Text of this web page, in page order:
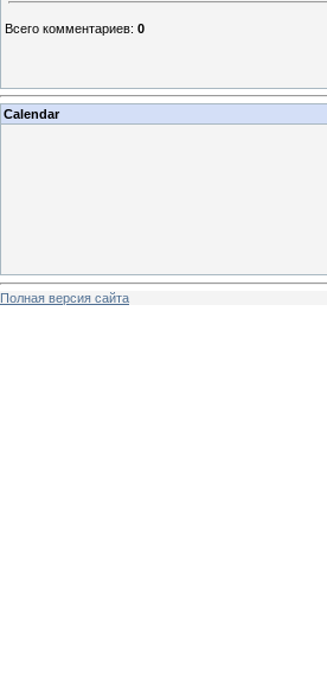
Всего комментариев: 0
Calendar
Полная версия сайта